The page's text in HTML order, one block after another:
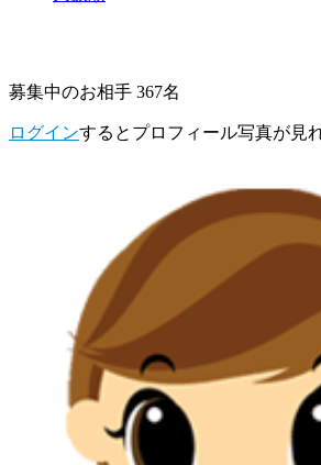
募集中のお相手 367名
ログインするとプロフィール写真が見